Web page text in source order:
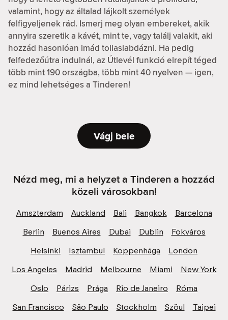
valamint, hogy az általad lájkolt személyek
felfigyeljenek rád. Ismerj meg olyan embereket, akik
annyira szeretik a kávét, mint te, vagy találj valakit, aki
hozzád hasonlóan imád tollaslabdázni. Ha pedig
felfedezőútra indulnál, az Útlevél funkció elrepít téged
több mint 190 országba, több mint 40 nyelven — igen,
ez mind lehetséges a Tinderen!
Vágj bele
Nézd meg, mi a helyzet a Tinderen a hozzád
közeli városokban!
Amszterdam Auckland Bali Bangkok
Barcelona
Berlin
Buenos Aires Dubai Dublin
Fokváros
Helsinki
Isztambul Koppenhága
London
Los Angeles
Madrid Melbourne Miami
New York
Oslo
Párizs Prága Rio de Janeiro
Róma
San Francisco
São Paulo Stockholm Szöul
Taipei